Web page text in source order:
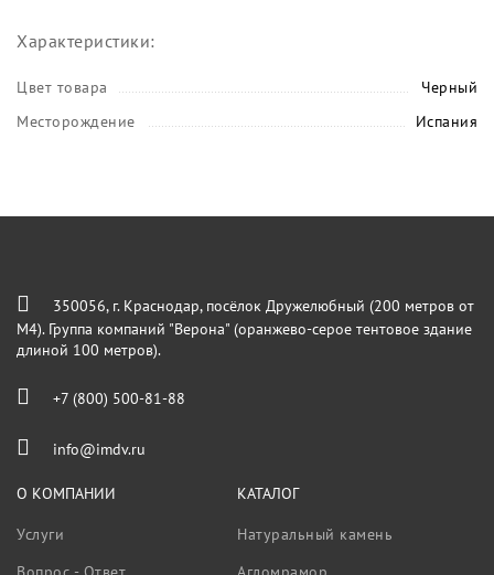
Характеристики:
Цвет товара
Черный
Месторождение
Испания
350056, г. Краснодар, посёлок Дружелюбный (200 метров от
М4). Группа компаний "Верона" (оранжево-серое тентовое здание
длиной 100 метров).
+7 (800) 500-81-88
info@imdv.ru
О КОМПАНИИ
Услуги
КАТАЛОГ
Натуральный камень